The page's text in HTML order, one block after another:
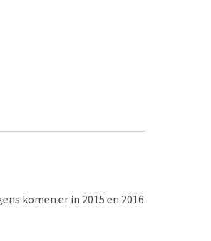
komen er in 2015 en 2016